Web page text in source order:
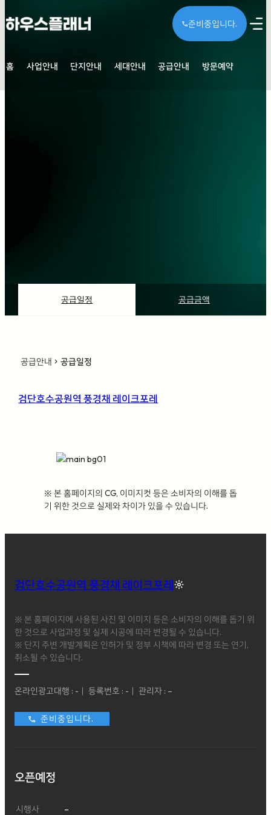
call준비중입니다.
홈 사업안내 단지안내 세대안내 공급안내 방문예약
공급일정 공급금액
공급안내 chevron_right공급일정
검단호수공원역 풍경채 레이크포레
※ 본 홈페이지의 CG, 이미지컷 등은 소비자의 이해를 돕
기 위한 것으로 실제와 차이가 있을 수 있습니다.
검단호수공원역 풍경채 레이크포레
※ 본 홈페이지에 사용된 사진 및 이미지 등은 소비자의 이해를 돕기 위
한 것으로 사업과정 및 실제 시공에 따라 변경될 수 있습니다.
※ 단지 주변 개발계획은 인허가 및 정부 시책에 따라 변경 또는 연기,
취소될 수 있습니다.
온라인광고대행 : -｜ 등록번호 : -｜ 관리자 : –
준비중입니다.
오픈예정
시행사 –